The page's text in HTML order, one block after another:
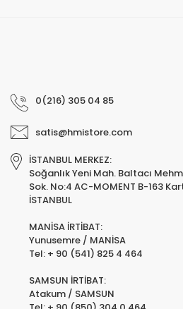
0(216) 305 04 85
satis@hmistore.com
İSTANBUL MERKEZ:
Soğanlık Yeni Mah. Baltacı
Sok. No:4 AC-MOMENT B-163
İSTANBUL
MANİSA İRTİBAT:
Yunusemre / MANİSA
Tel: + 90 (541) 825 4 464
SAMSUN İRTİBAT:
Atakum / SAMSUN